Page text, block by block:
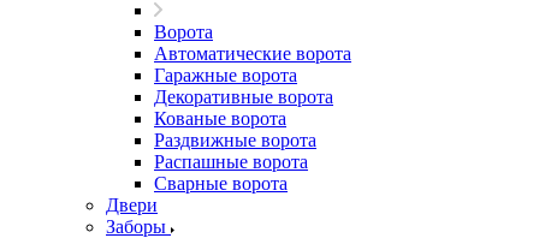
Ворота
Автоматические ворота
Гаражные ворота
Декоративные ворота
Кованые ворота
Раздвижные ворота
Распашные ворота
Сварные ворота
Двери
Заборы